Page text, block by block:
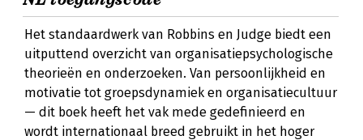
Het standaardwerk van Robbins en Judge biedt een
uitputtend overzicht van organisatiepsychologische
theorieën en onderzoeken. Van persoonlijkheid en
motivatie tot groepsdynamiek en organisatiecultuur
— dit boek heeft het vak mede gedefinieerd en
wordt internationaal breed gebruikt in het hoger